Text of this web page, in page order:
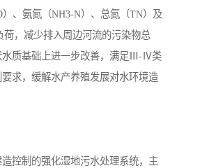
、氨氮（NH3-N）、总氮（TN）及
荷，减少排入周边河流的污染物总
水质基础上进一步改善，满足Ⅲ-Ⅳ类
求，缓解水产养殖发展对水环境造
控制的强化湿地污水处理系统，主